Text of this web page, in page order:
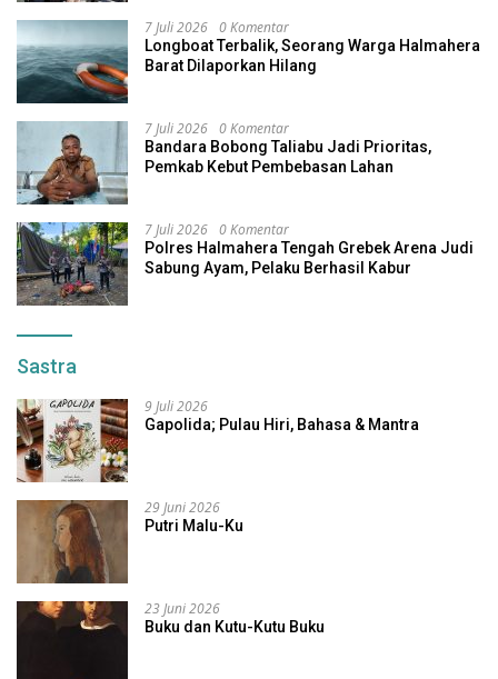
7 Juli 2026 0 Komentar
Longboat Terbalik, Seorang Warga Halmahera
Barat Dilaporkan Hilang
7 Juli 2026 0 Komentar
Bandara Bobong Taliabu Jadi Prioritas,
Pemkab Kebut Pembebasan Lahan
7 Juli 2026 0 Komentar
Polres Halmahera Tengah Grebek Arena Judi
Sabung Ayam, Pelaku Berhasil Kabur
Sastra
9 Juli 2026
Gapolida; Pulau Hiri, Bahasa & Mantra
29 Juni 2026
Putri Malu-Ku
23 Juni 2026
Buku dan Kutu-Kutu Buku